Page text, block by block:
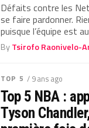
Défaits contre les
se faire pardonner.
puisque l’équipe est
ByTsirofo Raonivelo-
TOP 5 / 9 ans ago
Top 5 NBA :
Tyson